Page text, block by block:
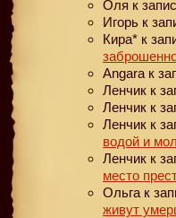
Оля к
Игорь к
Кира* к
Angara к
Ленчик к
Ленчик к
Ленчик к
водой и
Ленчик к
место
Ольга к
живут